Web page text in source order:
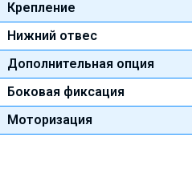
Крепление
Нижний отвес
Дополнительная опция
Боковая фиксация
Моторизация